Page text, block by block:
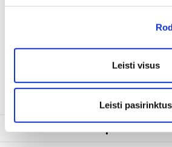
Leisti visus
Leisti pasirinktus
Pasukamas antgalis, skirtas 310 ml plastikinėms
Lengva naudoti sunkiai pasiekiamose vietose